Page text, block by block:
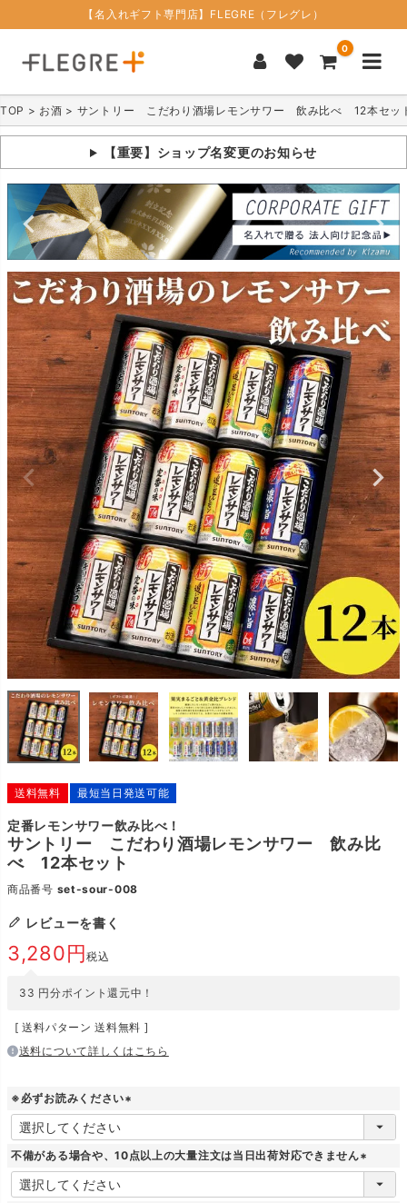
【名入れギフト専門店】FLEGRE（フレグレ）
0
TOP お酒 サントリー こだわり酒場レモンサワー 飲み比べ 12本セッ
【重要】ショップ名変更のお知らせ
送料無料 最短当日発送可能
定番レモンサワー飲み比べ！
サントリー こだわり酒場レモンサワー 飲み比
べ 12本セット
商品番号 set-sour-008
レビューを書く
3,280 税込
33 円分ポイント還元中！
送料パターン 送料無料
送料について詳しくはこちら
※必ずお読みください
(
須
不備がある場合や、10点以上の大量注文は当日出荷対応できません
(